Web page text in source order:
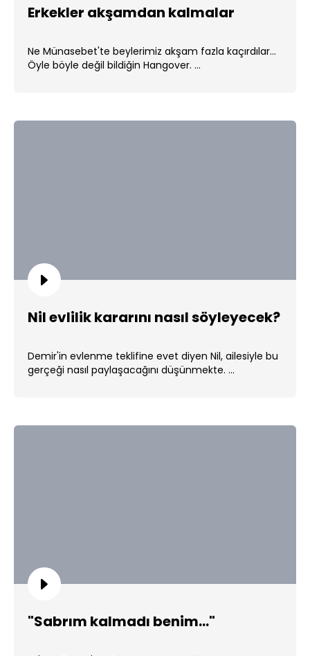
Erkekler akşamdan kalmalar
Ne Münasebet'te beylerimiz akşam fazla kaçırdılar...
Öyle böyle değil bildiğin Hangover. ...
Nil evlilik kararını nasıl söyleyecek?
Demir'in evlenme teklifine evet diyen Nil, ailesiyle bu
gerçeği nasıl paylaşacağını düşünmekte. ...
"Sabrım kalmadı benim..."